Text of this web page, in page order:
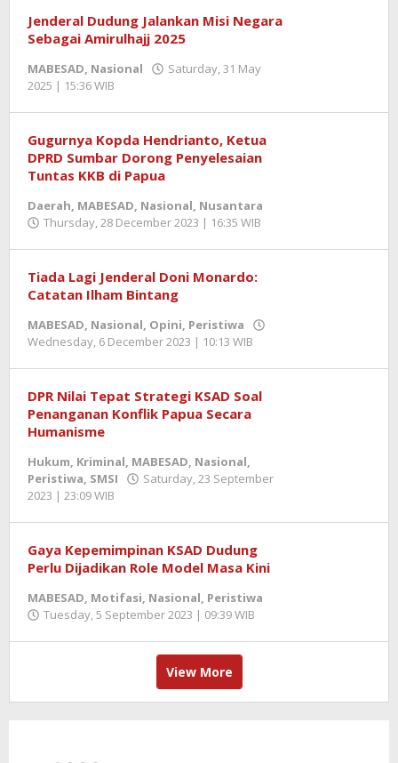
Jenderal Dudung Jalankan Misi Negara
Sebagai Amirulhajj 2025
MABESAD, Nasional
Saturday, 31 May
2025 | 15:36 WIB
Gugurnya Kopda Hendrianto, Ketua
DPRD Sumbar Dorong Penyelesaian
Tuntas KKB di Papua
Daerah, MABESAD, Nasional, Nusantara
Thursday, 28 December 2023 | 16:35 WIB
Tiada Lagi Jenderal Doni Monardo:
Catatan Ilham Bintang
MABESAD, Nasional, Opini, Peristiwa
Wednesday, 6 December 2023 | 10:13 WIB
DPR Nilai Tepat Strategi KSAD Soal
Penanganan Konflik Papua Secara
Humanisme
Hukum, Kriminal, MABESAD, Nasional,
Peristiwa, SMSI
Saturday, 23 September
2023 | 23:09 WIB
Gaya Kepemimpinan KSAD Dudung
Perlu Dijadikan Role Model Masa Kini
MABESAD, Motifasi, Nasional, Peristiwa
Tuesday, 5 September 2023 | 09:39 WIB
View More